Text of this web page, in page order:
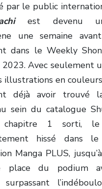
par le public
est devenu
une semaine
dans le Weekly
Avec seulement
illustrations en
déjà avoir trouvé
sein du catalogue
1 sorti, le
hissé dans
Manga PLUS,
place du podium
surpassant